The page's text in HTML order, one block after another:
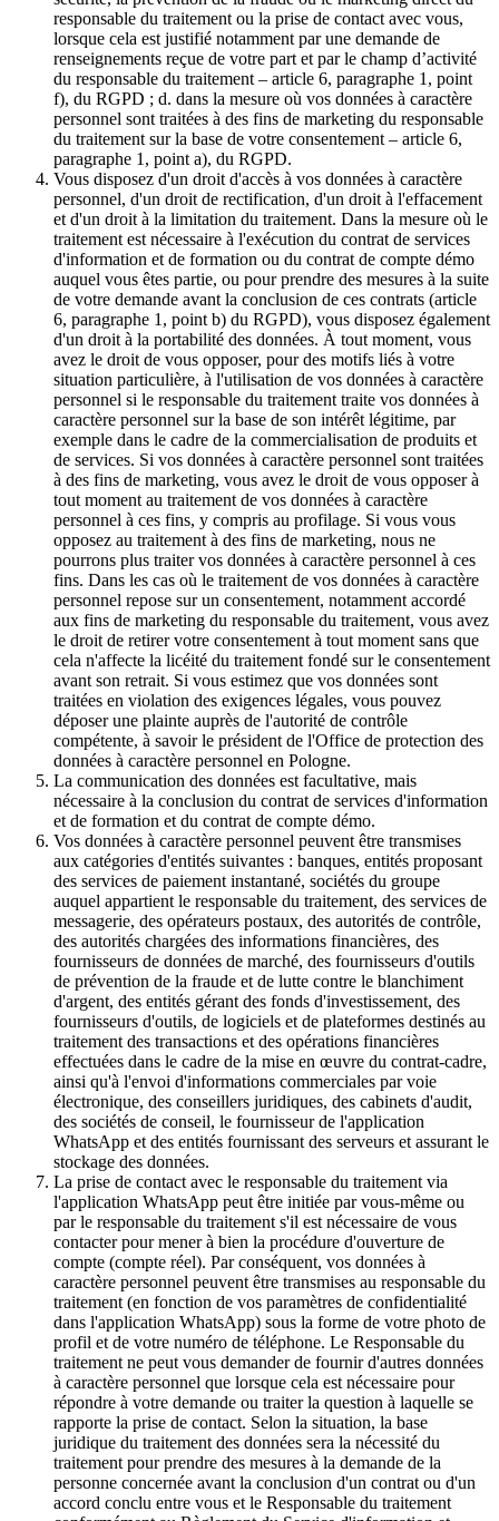
responsable du traitement ou la prise de contact avec vous,
lorsque cela est justifié notamment par une demande de
renseignements reçue de votre part et par le champ d’activité
du responsable du traitement – article 6, paragraphe 1, point
f), du RGPD ; d. dans la mesure où vos données à caractère
personnel sont traitées à des fins de marketing du responsable
du traitement sur la base de votre consentement – article 6,
paragraphe 1, point a), du RGPD.
Vous disposez d'un droit d'accès à vos données à caractère
personnel, d'un droit de rectification, d'un droit à l'effacement
et d'un droit à la limitation du traitement. Dans la mesure où le
traitement est nécessaire à l'exécution du contrat de services
d'information et de formation ou du contrat de compte démo
auquel vous êtes partie, ou pour prendre des mesures à la suite
de votre demande avant la conclusion de ces contrats (article
6, paragraphe 1, point b) du RGPD), vous disposez également
d'un droit à la portabilité des données. À tout moment, vous
avez le droit de vous opposer, pour des motifs liés à votre
situation particulière, à l'utilisation de vos données à caractère
personnel si le responsable du traitement traite vos données à
caractère personnel sur la base de son intérêt légitime, par
exemple dans le cadre de la commercialisation de produits et
de services. Si vos données à caractère personnel sont traitées
à des fins de marketing, vous avez le droit de vous opposer à
tout moment au traitement de vos données à caractère
personnel à ces fins, y compris au profilage. Si vous vous
opposez au traitement à des fins de marketing, nous ne
pourrons plus traiter vos données à caractère personnel à ces
fins. Dans les cas où le traitement de vos données à caractère
personnel repose sur un consentement, notamment accordé
aux fins de marketing du responsable du traitement, vous avez
le droit de retirer votre consentement à tout moment sans que
cela n'affecte la licéité du traitement fondé sur le consentement
avant son retrait. Si vous estimez que vos données sont
traitées en violation des exigences légales, vous pouvez
déposer une plainte auprès de l'autorité de contrôle
compétente, à savoir le président de l'Office de protection des
données à caractère personnel en Pologne.
La communication des données est facultative, mais
nécessaire à la conclusion du contrat de services d'information
et de formation et du contrat de compte démo.
Vos données à caractère personnel peuvent être transmises
aux catégories d'entités suivantes : banques, entités proposant
des services de paiement instantané, sociétés du groupe
auquel appartient le responsable du traitement, des services de
messagerie, des opérateurs postaux, des autorités de contrôle,
des autorités chargées des informations financières, des
fournisseurs de données de marché, des fournisseurs d'outils
de prévention de la fraude et de lutte contre le blanchiment
d'argent, des entités gérant des fonds d'investissement, des
fournisseurs d'outils, de logiciels et de plateformes destinés au
traitement des transactions et des opérations financières
effectuées dans le cadre de la mise en œuvre du contrat-cadre,
ainsi qu'à l'envoi d'informations commerciales par voie
électronique, des conseillers juridiques, des cabinets d'audit,
des sociétés de conseil, le fournisseur de l'application
WhatsApp et des entités fournissant des serveurs et assurant le
stockage des données.
La prise de contact avec le responsable du traitement via
l'application WhatsApp peut être initiée par vous-même ou
par le responsable du traitement s'il est nécessaire de vous
contacter pour mener à bien la procédure d'ouverture de
compte (compte réel). Par conséquent, vos données à
caractère personnel peuvent être transmises au responsable du
traitement (en fonction de vos paramètres de confidentialité
dans l'application WhatsApp) sous la forme de votre photo de
profil et de votre numéro de téléphone. Le Responsable du
traitement ne peut vous demander de fournir d'autres données
à caractère personnel que lorsque cela est nécessaire pour
répondre à votre demande ou traiter la question à laquelle se
rapporte la prise de contact. Selon la situation, la base
juridique du traitement des données sera la nécessité du
traitement pour prendre des mesures à la demande de la
personne concernée avant la conclusion d'un contrat ou d'un
accord conclu entre vous et le Responsable du traitement